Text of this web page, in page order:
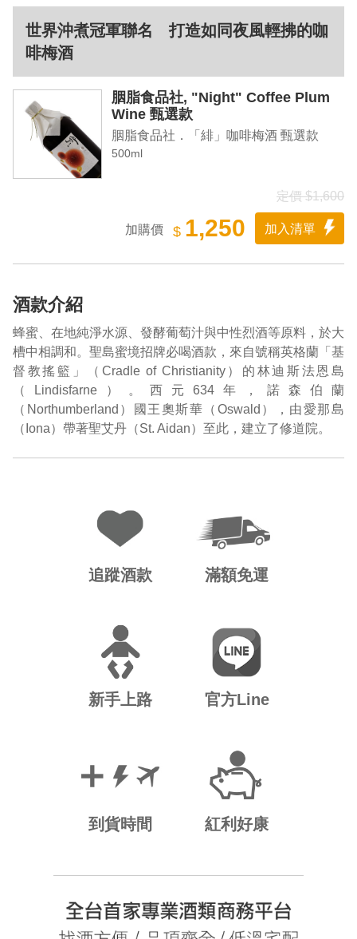
世界沖煮冠軍聯名 打造如同夜風輕拂的咖
啡梅酒
胭脂食品社, "Night" Coffee Plum
Wine 甄選款
胭脂食品社．「緋」咖啡梅酒 甄選款
500ml
定價 $1,600
$ 1,250 加入清單
加購價
酒款介紹
蜂蜜、在地純淨水源、發酵葡萄汁與中性烈酒等原料，於大
槽中相調和。聖島蜜境招牌必喝酒款，來自號稱英格蘭「基
督教搖籃」（Cradle of Christianity）的林迪斯法恩島
（Lindisfarne）。西元634年，諾森伯蘭
（Northumberland）國王奧斯華（Oswald），由愛那島
（Iona）帶著聖艾丹（St. Aidan）至此，建立了修道院。
追蹤酒款 滿額免運
新手上路 官方Line
到貨時間 紅利好康